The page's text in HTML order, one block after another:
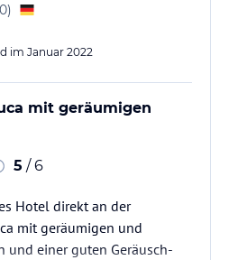
)
im Januar 2022
mit geräumigen
5 / 6
Hotel direkt an der
mit geräumigen und
und einer guten Geräusch-